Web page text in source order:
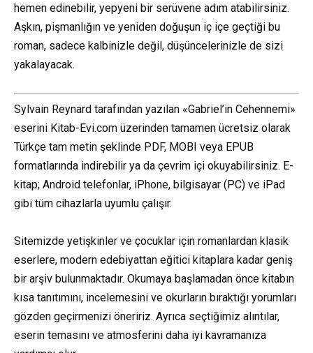
hemen edinebilir, yepyeni bir serüvene adım atabilirsiniz.
Aşkın, pişmanlığın ve yeniden doğuşun iç içe geçtiği bu
roman, sadece kalbinizle değil, düşüncelerinizle de sizi
yakalayacak.
Sylvain Reynard tarafından yazılan «Gabriel’in Cehennemi»
eserini Kitab-Evi.com üzerinden tamamen ücretsiz olarak
Türkçe tam metin şeklinde PDF, MOBI veya EPUB
formatlarında indirebilir ya da çevrim içi okuyabilirsiniz. E-
kitap; Android telefonlar, iPhone, bilgisayar (PC) ve iPad
gibi tüm cihazlarla uyumlu çalışır.
Sitemizde yetişkinler ve çocuklar için romanlardan klasik
eserlere, modern edebiyattan eğitici kitaplara kadar geniş
bir arşiv bulunmaktadır. Okumaya başlamadan önce kitabın
kısa tanıtımını, incelemesini ve okurların bıraktığı yorumları
gözden geçirmenizi öneririz. Ayrıca seçtiğimiz alıntılar,
eserin temasını ve atmosferini daha iyi kavramanıza